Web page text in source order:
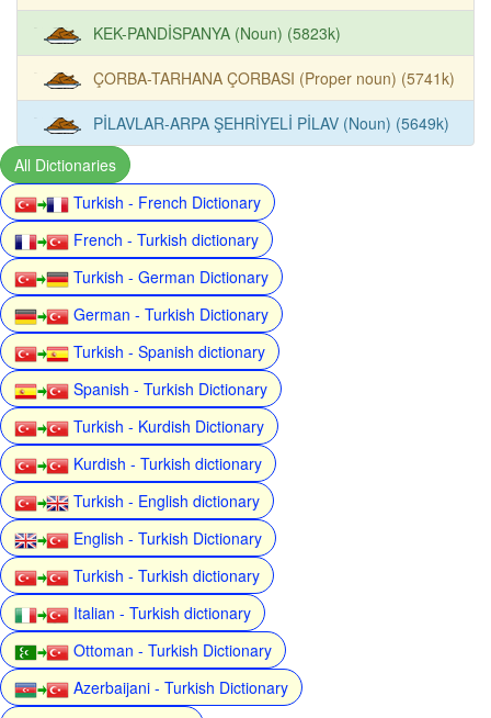
KEK-PANDİSPANYA (Noun) (5823k)
ÇORBA-TARHANA ÇORBASI (Proper noun) (5741k)
PİLAVLAR-ARPA ŞEHRİYELİ PİLAV (Noun) (5649k)
All Dictionaries
Turkish - French Dictionary
French - Turkish dictionary
Turkish - German Dictionary
German - Turkish Dictionary
Turkish - Spanish dictionary
Spanish - Turkish Dictionary
Turkish - Kurdish Dictionary
Kurdish - Turkish dictionary
Turkish - English dictionary
English - Turkish Dictionary
Turkish - Turkish dictionary
Italian - Turkish dictionary
Ottoman - Turkish Dictionary
Azerbaijani - Turkish Dictionary